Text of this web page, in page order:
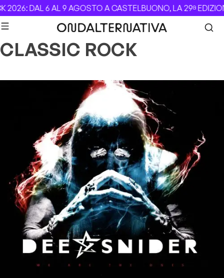
Skip to content
2026: DAL 6 AL 9 AGOSTO A CASTELBUONO, LA 29ª
CLASSIC ROCK